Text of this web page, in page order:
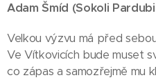
Adam Šmíd (Sokoli Pardub
Velkou výzvu má před
Ve Vítkovicích bude muset
co zápas a samozřejmě mu